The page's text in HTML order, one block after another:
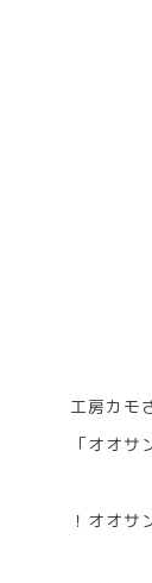
工房カモ
「オオ
！オオサ